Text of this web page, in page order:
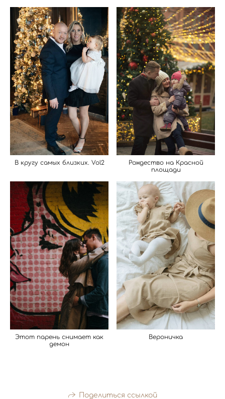
В кругу самых близких. Vol2
Рождество на Красной
площади
Этот парень снимает как
демон
Вероничка
Поделиться ссылкой